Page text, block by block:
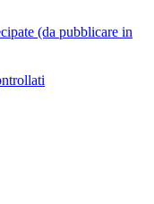
(da pubblicare in